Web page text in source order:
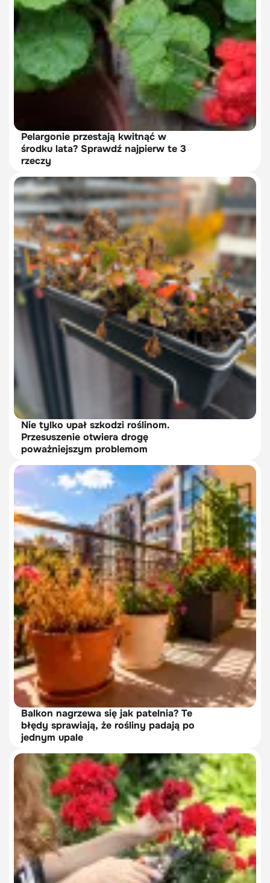
Pelargonie przestają kwitnąć w
środku lata? Sprawdź najpierw te 3
rzeczy
Nie tylko upał szkodzi roślinom.
Przesuszenie otwiera drogę
poważniejszym problemom
Balkon nagrzewa się jak patelnia? Te
błędy sprawiają, że rośliny padają po
jednym upale